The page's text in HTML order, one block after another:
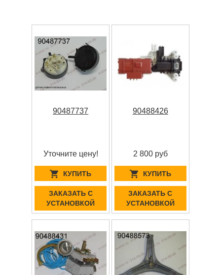
90487737
Уточните цену!
КУПИТЬ
ЗАКАЗАТЬ С
УСТАНОВКОЙ
90488426
2 800 руб
КУПИТЬ
ЗАКАЗАТЬ С
УСТАНОВКОЙ